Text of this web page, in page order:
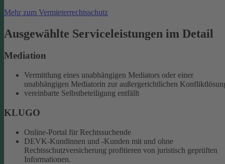
Mehr zum Vermieterrechtsschutz
Ausgewählte Serviceleistungen im Detail
Mediation
Vermittlung eines unabhängigen Mediators oder einer
unabhängigen Mediatorin zur außergerichtlichen
vereinbarte Selbstbeteiligung entfällt
KLUGO
Online-Portal für Rechtssuchende
DEVK-Kundinnen und -Kunden mit und ohne
Rechtsschutzversicherung profitieren von juristisch geprüften
Informationen.